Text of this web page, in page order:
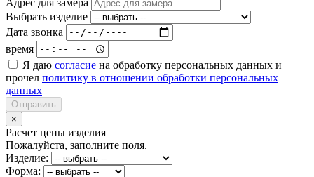
Выбрать изделие
Дата звонка
время
Я даю согласие на обработку персональных данных и
прочел политику в отношении обработки персональных
данных
Отправить
×
Расчет цены изделия
Пожалуйста, заполните поля.
Изделие:
Форма: